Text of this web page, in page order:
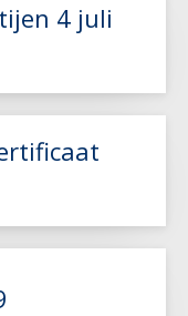
4 juli